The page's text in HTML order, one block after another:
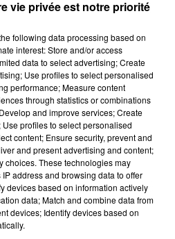
vie privée est notre priorité
following data processing based on
interest: Store and/or access
data to select advertising; Create
Use profiles to select personalised
performance; Measure content
through statistics or combinations
and improve services; Create
profiles to select personalised
content; Ensure security, prevent and
and present advertising and content;
choices. These technologies may
address and browsing data to offer
devices based on information actively
data; Match and combine data from
devices; Identify devices based on